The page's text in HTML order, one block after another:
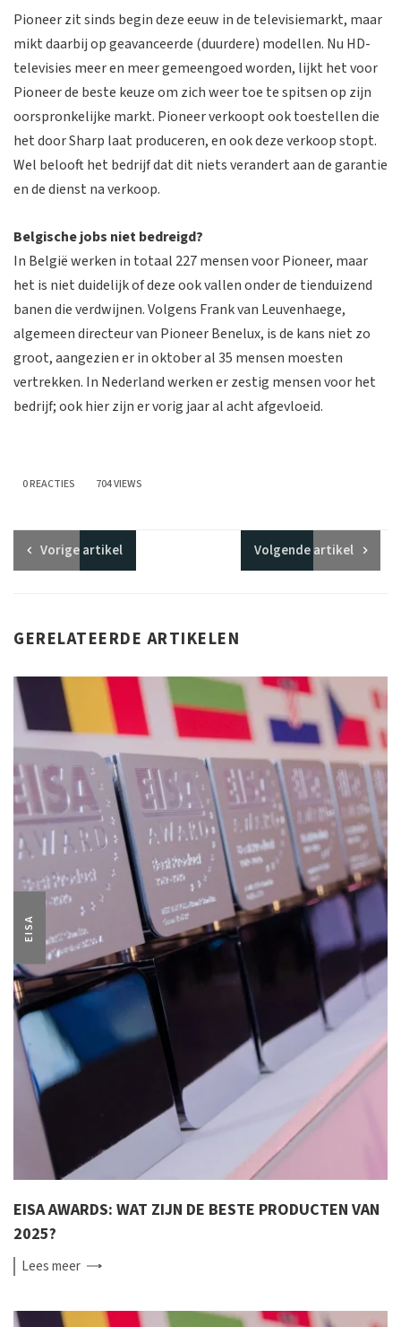
Pioneer zit sinds begin deze eeuw in de televisiemarkt, maar
mikt daarbij op geavanceerde (duurdere) modellen. Nu HD-
televisies meer en meer gemeengoed worden, lijkt het voor
Pioneer de beste keuze om zich weer toe te spitsen op zijn
oorspronkelijke markt. Pioneer verkoopt ook toestellen die
het door Sharp laat produceren, en ook deze verkoop stopt.
Wel belooft het bedrijf dat dit niets verandert aan de garantie
en de dienst na verkoop.
Belgische jobs niet bedreigd?
In België werken in totaal 227 mensen voor Pioneer, maar
het is niet duidelijk of deze ook vallen onder de tienduizend
banen die verdwijnen. Volgens Frank van Leuvenhaege,
algemeen directeur van Pioneer Benelux, is de kans niet zo
groot, aangezien er in oktober al 35 mensen moesten
vertrekken. In Nederland werken er zestig mensen voor het
bedrijf; ook hier zijn er vorig jaar al acht afgevloeid.
0 REACTIES 704 VIEWS
Vorigeartikel Volgendeartikel
GERELATEERDE ARTIKELEN
EISA
EISA AWARDS: WAT ZIJN DE BESTE PRODUCTEN VAN
2025?
Leesmeer